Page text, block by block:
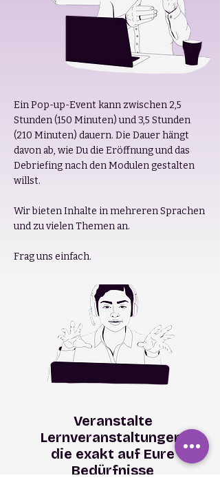
Ein Pop-up-Event kann zwischen 2,5
Stunden (150 Minuten) und 3,5 Stunden
(210 Minuten) dauern. Die Dauer hängt
davon ab, wie Du die Eröffnung und das
Debriefing nach den Modulen gestalten
willst.
Wir bieten Inhalte in mehreren Sprachen
und zu vielen Themen an.
Frag uns einfach.
Veranstalte
Lernveranstaltungen,
die exakt auf Eure
Bedürfnisse